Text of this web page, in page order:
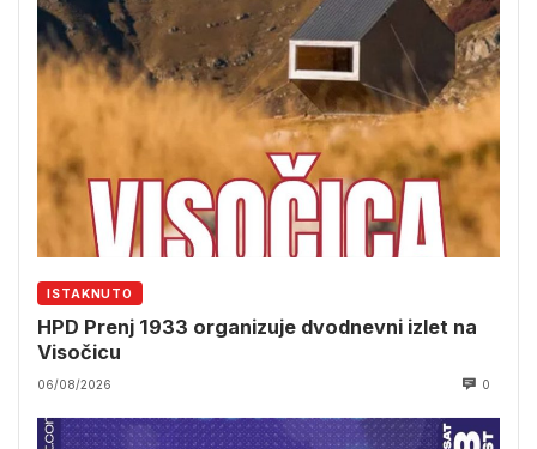
ISTAKNUTO
HPD Prenj 1933 organizuje dvodnevni izlet na
Visočicu
06/08/2026 0